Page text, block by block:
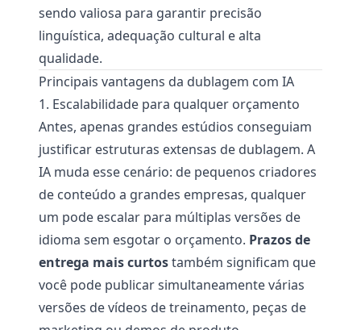
sendo valiosa para garantir precisão
linguística, adequação cultural e alta
qualidade.
Principais vantagens da dublagem com IA
1. Escalabilidade para qualquer orçamento
Antes, apenas grandes estúdios conseguiam
justificar estruturas extensas de dublagem. A
IA muda esse cenário: de pequenos criadores
de conteúdo a grandes empresas, qualquer
um pode escalar para múltiplas versões de
idioma sem esgotar o orçamento. Prazos de
entrega mais curtostambém significam que
você pode publicar simultaneamente várias
versões de vídeos de treinamento, peças de